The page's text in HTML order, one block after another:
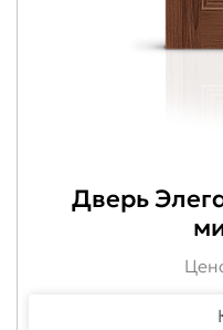
Дверь